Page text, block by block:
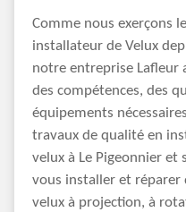
Comme nous exerçons
installateur de Velux
notre entreprise Lafleur
des compétences, des
équipements
travaux de qualité en
velux à Le Pigeonnier et
vous installer et réparer
velux à projection, à